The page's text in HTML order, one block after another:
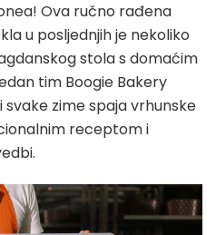
Ova ručno rađena
u posljednjih je nekoliko
stola s domaćim
tim Boogie Bakery
zime spaja vrhunske
receptom i